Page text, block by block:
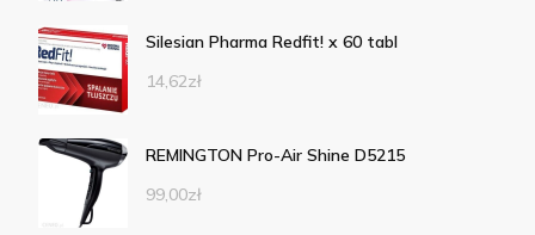
Silesian Pharma Redfit! x 60 tabl
14,62zł
REMINGTON Pro-Air Shine D5215
99,00zł